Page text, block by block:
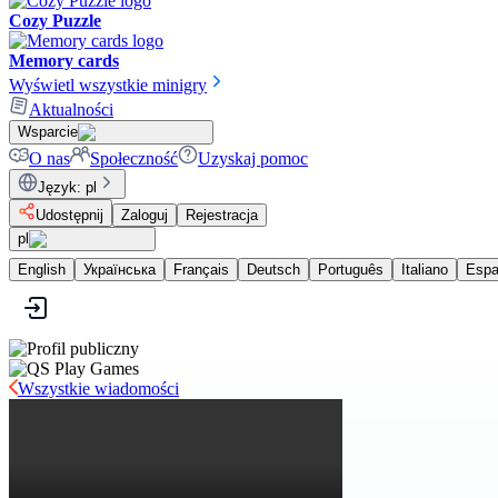
Cozy Puzzle
Memory cards
Wyświetl wszystkie minigry
Aktualności
Wsparcie
O nas Społeczność Uzyskaj pomoc
Język: pl
Udostępnij
Zaloguj
Rejestracja
pl
English
Українська Français Deutsch Português Italiano
Wszystkie wiadomości